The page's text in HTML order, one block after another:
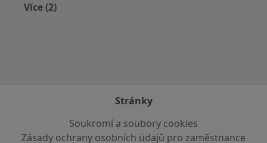
Více (2)
Stránky
Soukromí a soubory cookies
Zásady ochrany osobních údajů pro zaměstnance